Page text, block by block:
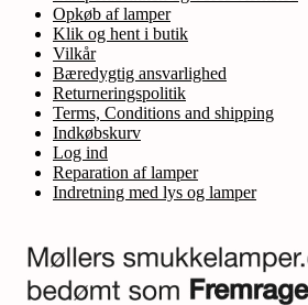
Opkøb af lamper
Klik og hent i butik
Vilkår
Bæredygtig ansvarlighed
Returneringspolitik
Terms, Conditions and shipping
Indkøbskurv
Log ind
Reparation af lamper
Indretning med lys og lamper